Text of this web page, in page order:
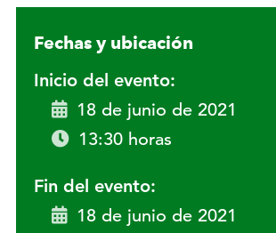
Fechas y ubicación
Inicio del evento:
18 de junio de 2021
13:30 horas
Fin del evento:
18 de junio de 2021